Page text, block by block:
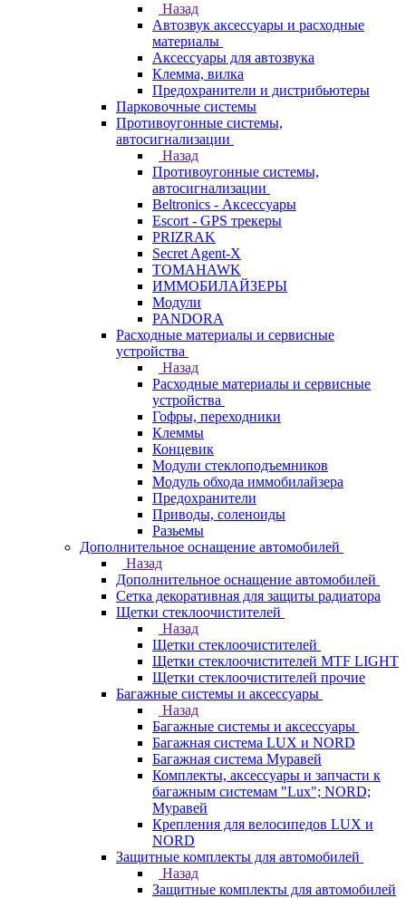
Назад
Автозвук аксессуары и расходные
материалы
Аксессуары для автозвука
Клемма, вилка
Предохранители и дистрибьютеры
Парковочные системы
Противоугонные системы,
автосигнализации
Назад
Противоугонные системы,
автосигнализации
Beltronics - Аксессуары
Escort - GPS трекеры
PRIZRAK
Secret Agent-X
TOMAHAWK
ИММОБИЛАЙЗЕРЫ
Модули
PANDORA
Расходные материалы и сервисные
устройства
Назад
Расходные материалы и сервисные
устройства
Гофры, переходники
Клеммы
Концевик
Модули стеклоподъемников
Модуль обхода иммобилайзера
Предохранители
Приводы, соленоиды
Разьемы
Дополнительное оснащение автомобилей
Назад
Дополнительное оснащение автомобилей
Сетка декоративная для защиты радиатора
Щетки стеклоочистителей
Назад
Щетки стеклоочистителей
Щетки стеклоочистителей MTF LIGHT
Щетки стеклоочистителей прочие
Багажные системы и аксессуары
Назад
Багажные системы и аксессуары
Багажная система LUX и NORD
Багажная система Муравей
Комплекты, аксессуары и запчасти к
багажным системам "Lux"; NORD;
Муравей
Крепления для велосипедов LUX и
NORD
Защитные комплекты для автомобилей
Назад
Защитные комплекты для автомобилей